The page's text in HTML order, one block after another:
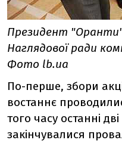
Президент "Оранти"
Наглядової ради
Фото lb.ua
По-перше, збори
востаннє
того часу останні
закінчувалися